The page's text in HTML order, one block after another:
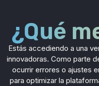
¿Qué
Estás accediendo a una
innovadoras. Como parte
ocurrir errores o ajustes
para optimizar la